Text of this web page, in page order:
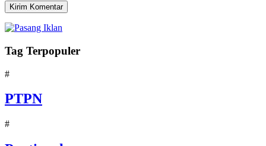
Tag Terpopuler
#
PTPN
#